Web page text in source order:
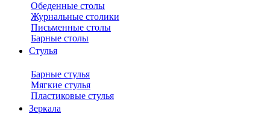
Обеденные столы
Журнальные столики
Письменные столы
Барные столы
Стулья
Барные стулья
Мягкие стулья
Пластиковые стулья
Зеркала